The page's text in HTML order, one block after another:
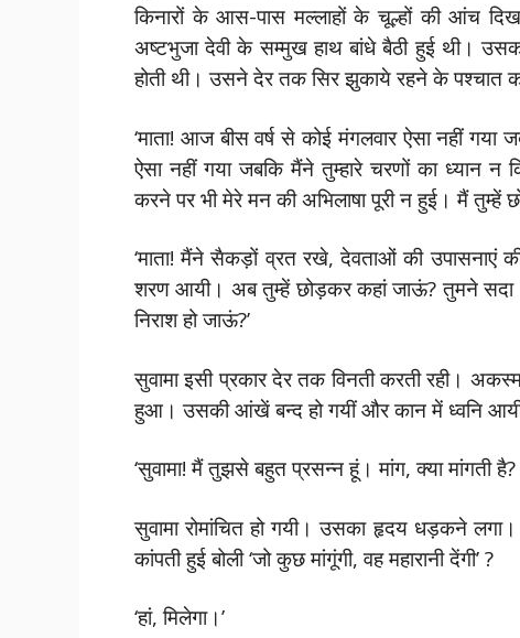
किनारों के आस-पास मल्लाहों के चूल्हों की आंच
अष्टभुजा देवी के सम्मुख हाथ बांधे बैठी हुई थी।
होती थी। उसने देर तक सिर झुकाये रहने के पश्चात
‘माता! आज बीस वर्ष से कोई मंगलवार ऐसा नहीं गया
ऐसा नहीं गया जबकि मैंने तुम्हारे चरणों का ध्यान न
करने पर भी मेरे मन की अभिलाषा पूरी न हुई। मैं तुम्हें
‘माता! मैंने सैकड़ों व्रत रखे, देवताओं की उपासनाएं
शरण आयी। अब तुम्हें छोड़कर कहां जाऊं? तुमने सदा
निराश हो जाऊं?’
सुवामा इसी प्रकार देर तक विनती करती रही।
हुआ। उसकी आंखें बन्द हो गयीं और कान में ध्वनि
‘सुवामा! मैं तुझसे बहुत प्रसन्न हूं। मांग, क्या मांगती है?
सुवामा रोमांचित हो गयी। उसका हृदय धड़कने
कांपती हुई बोली ‘जो कुछ मांगूंगी, वह महारानी देंगी’ ?
‘हां, मिलेगा।’